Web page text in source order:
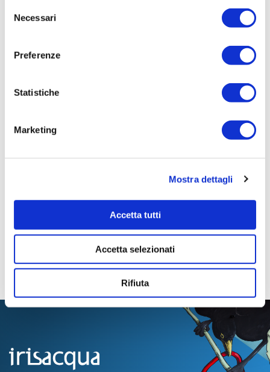
delNecessari
Preferenze
Statistiche
Marketing
Mostra dettagli
Accetta tutti
Accetta selezionati
Rifiuta
Importo Liquidato: